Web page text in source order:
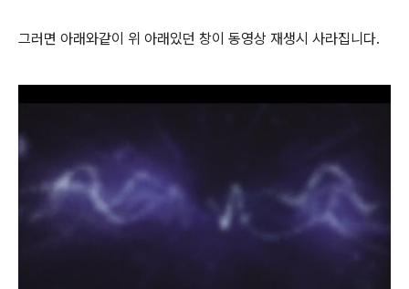
그러면 아래와같이 위 아래있던 창이 동영상 재생시 사라집니다.